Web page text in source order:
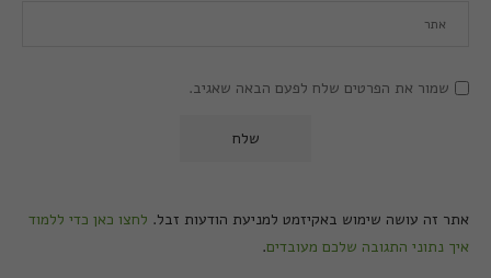
שמור את הפרטים שלח לפעם הבאה שאגיב.
אתר זה עושה שימוש באקיזמט למניעת הודעות זבל. לחצו כאן כדי ללמוד
איך נתוני התגובה שלכם מעובדים.